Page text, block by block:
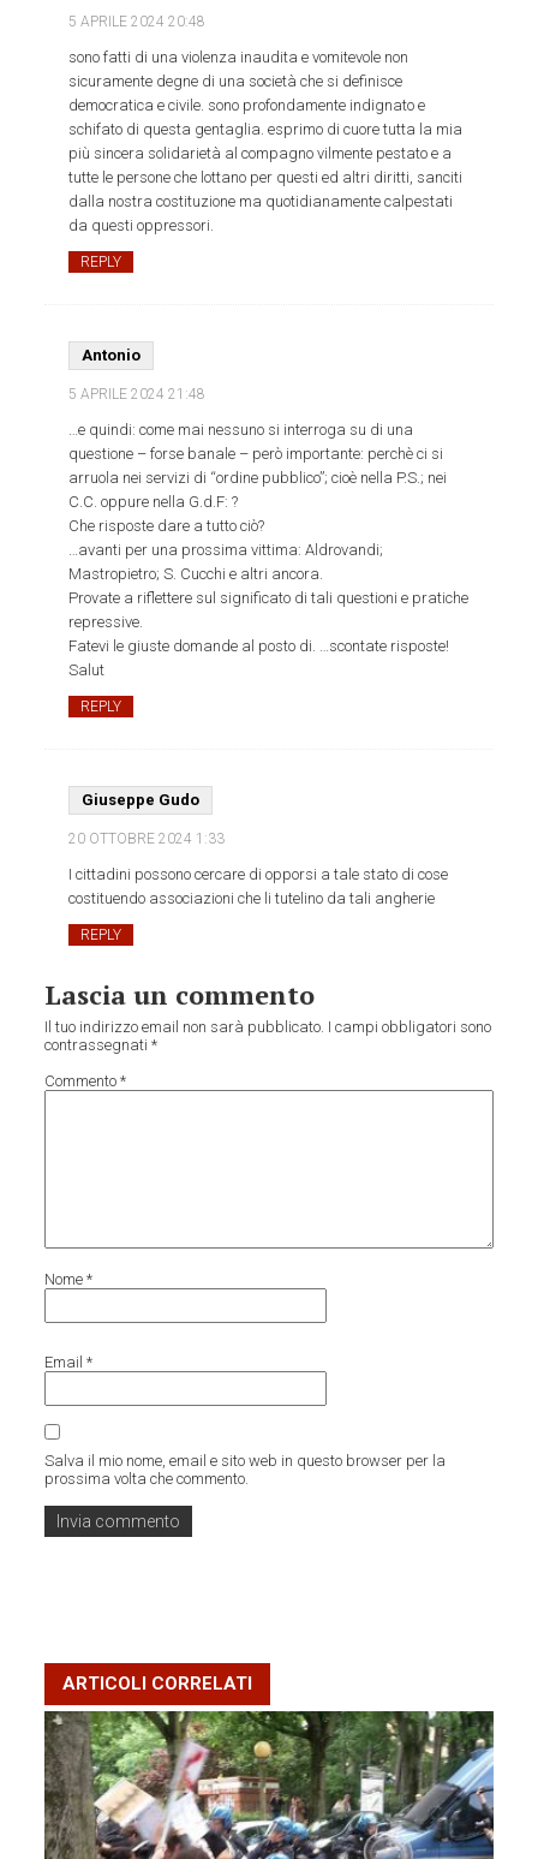
5 APRILE 202420:48
sono fatti di una violenza inaudita e vomitevole non
sicuramente degne di una società che si definisce
democratica e civile. sono profondamente indignato e
schifato di questa gentaglia. esprimo di cuore tutta la mia
più sincera solidarietà al compagno vilmente pestato e a
tutte le persone che lottano per questi ed altri diritti, sanciti
dalla nostra costituzione ma quotidianamente calpestati
da questi oppressori.
REPLY
Antonio
5 APRILE 202421:48
…e quindi: come mai nessuno si interroga su di una
questione – forse banale – però importante: perchè ci si
arruola nei servizi di “ordine pubblico”; cioè nella P.S.; nei
C.C. oppure nella G.d.F: ?
Che risposte dare a tutto ciò?
…avanti per una prossima vittima: Aldrovandi;
Mastropietro; S. Cucchi e altri ancora.
Provate a riflettere sul significato di tali questioni e pratiche
repressive.
Fatevi le giuste domande al posto di. …scontate risposte!
Salut
REPLY
Giuseppe Gudo
20 OTTOBRE 2024 1:33
I cittadini possono cercare di opporsi a tale stato di cose
costituendo associazioni che li tutelino da tali angherie
REPLY
Lascia un commento
Il tuo indirizzo email non sarà pubblicato. I campi obbligatori sono
contrassegnati*
Commento*
Nome*
Email*
Salva il mio nome, email e sito web in questo browser per la
prossima volta che commento.
ARTICOLI CORRELATI